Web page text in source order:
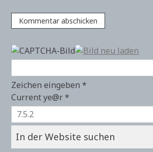
Zeichen eingeben*
Current ye@r*
In der Website suchen